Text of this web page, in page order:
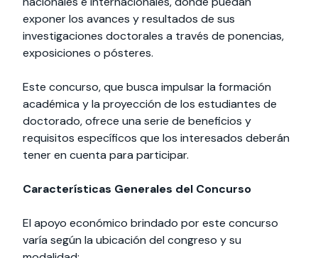
exponer los avances y resultados de sus
investigaciones doctorales a través de ponencias,
exposiciones o pósteres.
Este concurso, que busca impulsar la formación
académica y la proyección de los estudiantes de
doctorado, ofrece una serie de beneficios y
requisitos específicos que los interesados deberán
tener en cuenta para participar.
Características Generales del Concurso
El apoyo económico brindado por este concurso
varía según la ubicación del congreso y su